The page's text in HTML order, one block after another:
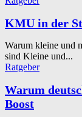
KMU in der
Warum kleine und
sind Kleine und...
Ratgeber
Warum
Boost